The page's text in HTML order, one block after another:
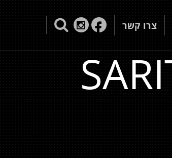
צרו קשר